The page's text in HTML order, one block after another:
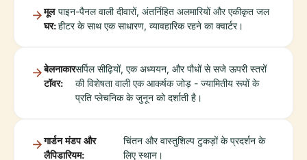
मूल
घर:
पाइन-पैनल वाली दीवारों, अंतर्निहित अलमारियों और एकीकृत जल
हीटर के साथ एक साधारण, व्यावहारिक रहने का क्वार्टर।
बेलनाकार
टॉवर:
सर्पिल सीढ़ियों, एक अध्ययन, और पौधों से सजे ऊपरी स्तरों
की विशेषता वाली एक आकर्षक जोड़ - ज्यामितीय रूपों के
प्रति प्लेचनिक के जुनून को दर्शाती है।
गार्डन मंडप और
लैपिडारियम:
चिंतन और वास्तुशिल्प टुकड़ों के प्रदर्शन के
लिए स्थान।